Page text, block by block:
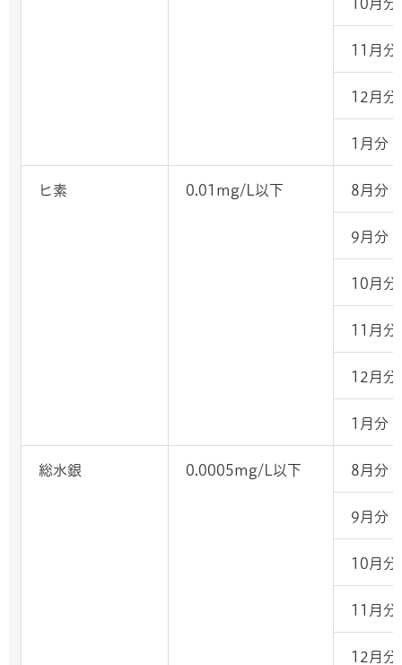
10月分
11月分
12月分
1月分
ヒ素 0.01mg/L以下 8月分
9月分
10月分
11月分
12月分
1月分
総水銀 0.0005mg/L以下 8月分
9月分
10月分
11月分
12月分